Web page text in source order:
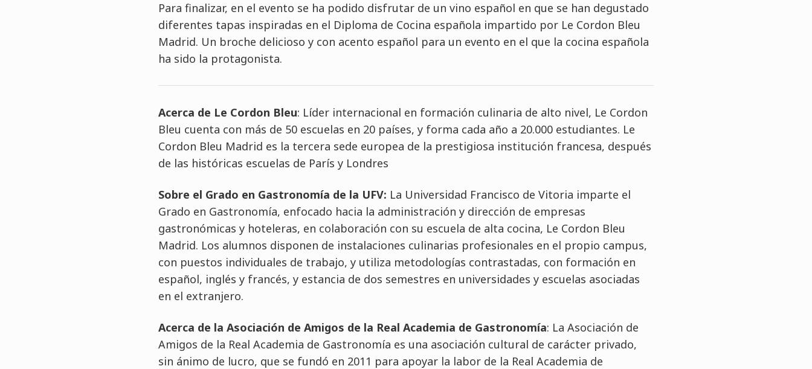
Para finalizar, en el evento se ha podido disfrutar de un vino español en que se han degustado
diferentes tapas inspiradas en el Diploma de Cocina española impartido por Le Cordon Bleu
Madrid. Un broche delicioso y con acento español para un evento en el que la cocina española
ha sido la protagonista.
Acerca de Le Cordon Bleu: Líder internacional en formación culinaria de alto nivel, Le Cordon
Bleu cuenta con más de 50 escuelas en 20 países, y forma cada año a 20.000 estudiantes. Le
Cordon Bleu Madrid es la tercera sede europea de la prestigiosa institución francesa, después
de las históricas escuelas de París y Londres
Sobre el Grado en Gastronomía de la UFV: La Universidad Francisco de Vitoria imparte el
Grado en Gastronomía, enfocado hacia la administración y dirección de empresas
gastronómicas y hoteleras, en colaboración con su escuela de alta cocina, Le Cordon Bleu
Madrid. Los alumnos disponen de instalaciones culinarias profesionales en el propio campus,
con puestos individuales de trabajo, y utiliza metodologías contrastadas, con formación en
español, inglés y francés, y estancia de dos semestres en universidades y escuelas asociadas
en el extranjero.
Acerca de la Asociación de Amigos de la Real Academia de Gastronomía: La Asociación de
Amigos de la Real Academia de Gastronomía es una asociación cultural de carácter privado,
sin ánimo de lucro, que se fundó en 2011 para apoyar la labor de la Real Academia de